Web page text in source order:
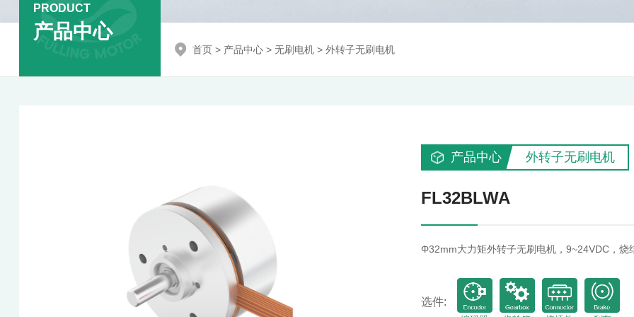
PRODUCT
产品中心
首页> 产品中心> 无刷电机> 外转子无刷电机
产品中心 外转子无刷电机
FL32BLWA
Φ32mm大力矩外转子无刷电机，9~24VDC，烧
选件: